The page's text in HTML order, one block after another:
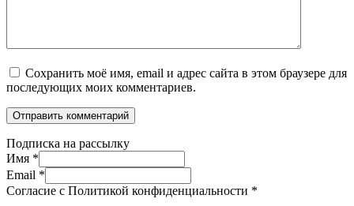
Сохранить моё имя, email и адрес сайта в этом браузере для
последующих моих комментариев.
Подписка на рассылку
Имя *
Email *
Согласие с Политикой конфиденциальности *